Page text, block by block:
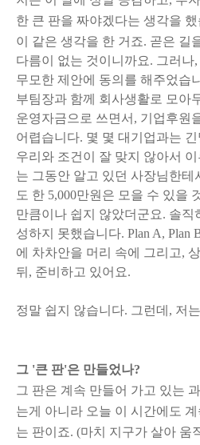
한 큰 판을 짜야겠다는 생각을
이 같은 생각을 한 거죠. 곧은 길
다름이 없는 것이니까요. 그러나
무모한 제안에 동의를 해주었습
부팀장과 함께 회사생활로 모아
운영자금으로 쓰면서, 기업후원
어렵습니다. 몇 몇 대기업과는
우리와 조건이 잘 맞지 않아서
는 그동안 알고 있던 사장님한테
도 한 5,000만원은 모을 수 있을
만큼이나 쉽지 않았더군요. 솔
성하지 못했습니다. Plan A, Plan
에 차차안을 머리 속에 그리고,
뒤, 준비하고 있어요.
정말 쉽지 않습니다. 그런데, 저
그 '큰 판'은 만들었나?
그 판은 계속 만들어 가고 있는
는게 아니라 오늘 이 시간에도
는 판이죠. (마치 지구가 살아 움